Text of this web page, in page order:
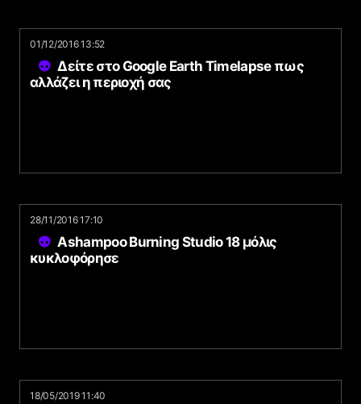
01/12/2016 13:52
Δείτε στο Google Earth Timelapse πως
αλλάζει η περιοχή σας
28/11/2016 17:10
Ashampoo Burning Studio 18 μόλις
κυκλοφόρησε
18/05/2019 11:40